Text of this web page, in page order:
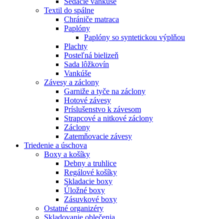
Textil do spálne
Chrániče matraca
Paplóny
Paplóny so syntetickou výplňou
Plachty
Posteľná bielizeň
Sada lôžkovín
Vankúše
Závesy a záclony
Garniže a tyče na záclony
Hotové závesy
Príslušenstvo k závesom
Strapcové a nitkové záclony
Záclony
Zatemňovacie závesy
Triedenie a úschova
Boxy a košíky
Debny a truhlice
Regálové košíky
Skladacie boxy
Úložné boxy
Zásuvkové boxy
Ostatné organizéry
Skladovanie oblečenia